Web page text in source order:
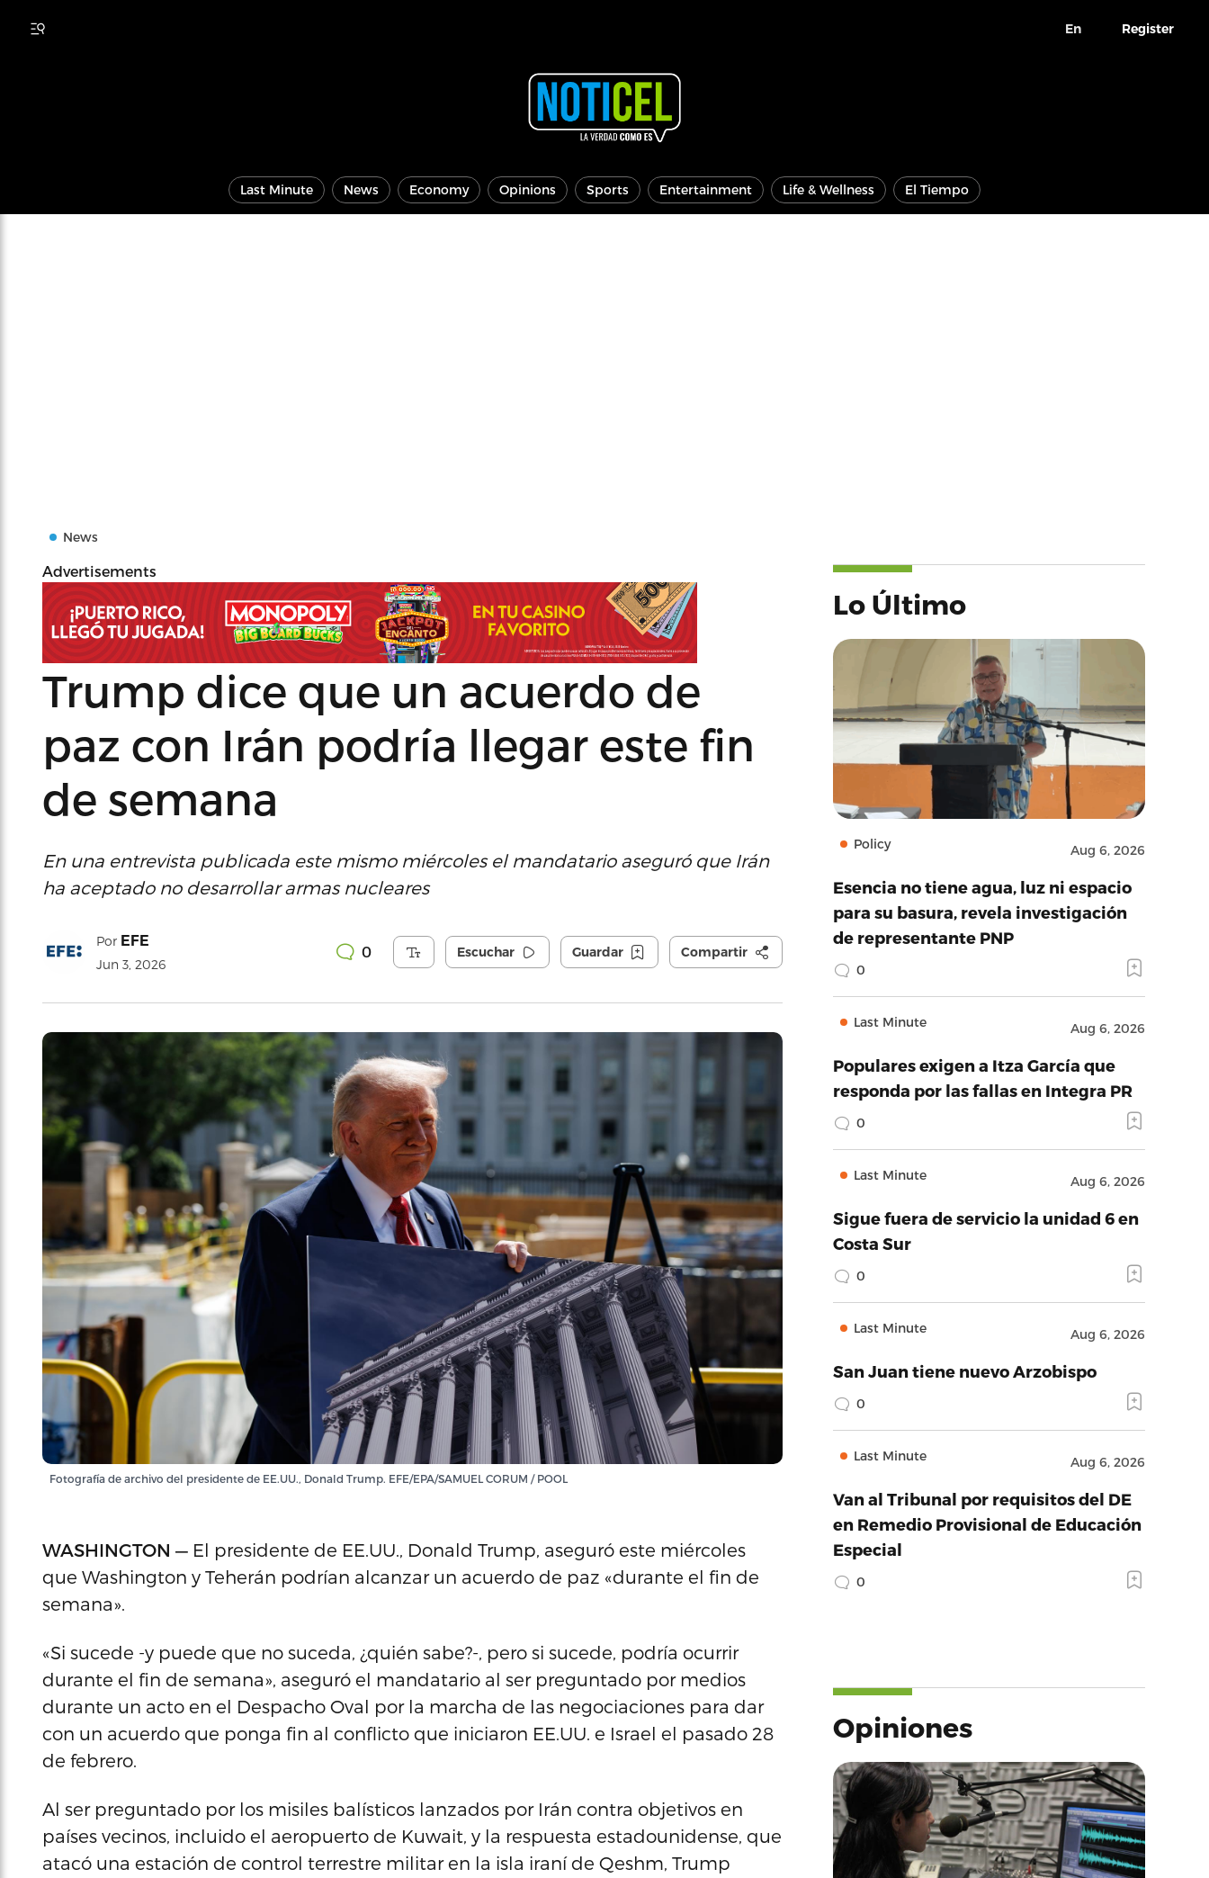
En Register
Last Minute News Economy Opinions Sports Entertainment Life & Wellness El Tiempo
News
Advertisements
Trump dice que un acuerdo de
paz con Irán podría llegar este fin
de semana
En una entrevista publicada este mismo miércoles el mandatario aseguró que Irán
ha aceptado no desarrollar armas nucleares
Por EFE
Jun 3, 2026
0 Escuchar Guardar Compartir
Fotografía de archivo del presidente de EE.UU., Donald Trump. EFE/EPA/SAMUEL CORUM / POOL
WASHINGTON — El presidente de EE.UU., Donald Trump, aseguró este miércoles
que Washington y Teherán podrían alcanzar un acuerdo de paz «durante el fin de
semana».
«Si sucede -y puede que no suceda, ¿quién sabe?-, pero si sucede, podría ocurrir
durante el fin de semana», aseguró el mandatario al ser preguntado por medios
durante un acto en el Despacho Oval por la marcha de las negociaciones para dar
con un acuerdo que ponga fin al conflicto que iniciaron EE.UU. e Israel el pasado 28
de febrero.
Al ser preguntado por los misiles balísticos lanzados por Irán contra objetivos en
países vecinos, incluido el aeropuerto de Kuwait, y la respuesta estadounidense, que
atacó una estación de control terrestre militar en la isla iraní de Qeshm, Trump
Lo Último
Policy Aug 6, 2026
Esencia no tiene agua, luz ni espacio
para su basura, revela investigación
de representante PNP
0
Last Minute Aug 6, 2026
Populares exigen a Itza García que
responda por las fallas en Integra PR
0
Last Minute Aug 6, 2026
Sigue fuera de servicio la unidad 6 en
Costa Sur
0
Last Minute Aug 6, 2026
San Juan tiene nuevo Arzobispo
0
Last Minute Aug 6, 2026
Van al Tribunal por requisitos del DE
en Remedio Provisional de Educación
Especial
0
Opiniones